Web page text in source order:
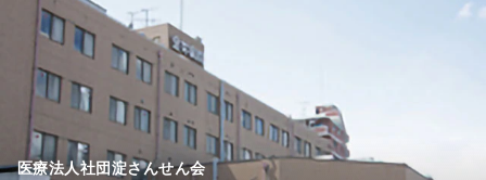
医療法人社団淀さんせん会